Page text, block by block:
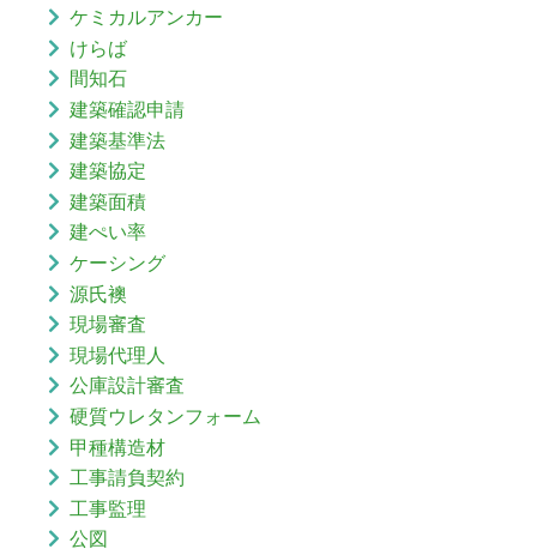
ケミカルアンカー
けらば
間知石
建築確認申請
建築基準法
建築協定
建築面積
建ぺい率
ケーシング
源氏襖
現場審査
現場代理人
公庫設計審査
硬質ウレタンフォーム
甲種構造材
工事請負契約
工事監理
公図